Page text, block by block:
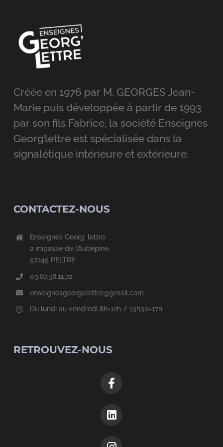
Créée en 1976 par M. GEORGES Jean-
Marie puis développée à partir de 1993
par son fils Fabrice, la société Enseignes
Georg’lettre est spécialisée dans la
signalétique intérieure et extérieure.
CONTACTEZ-NOUS
Enseignes Georg’ lettre
2 impasse de l’Aubépine,
57245 PELTRE
03.87.38.11.72
enseignesgeorgelettre@gmail.com
Du lundi au vendredi 8h-12h / 13h30-17h
RETROUVEZ-NOUS